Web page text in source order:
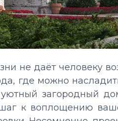
не даёт человеку
где можно
загородный
к воплощению